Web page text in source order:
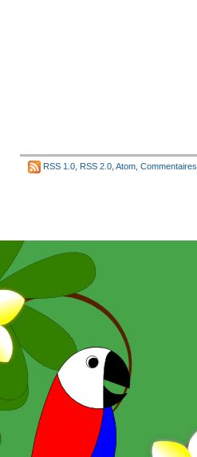
RSS 1.0 RSS 2.0 Atom Commentaires